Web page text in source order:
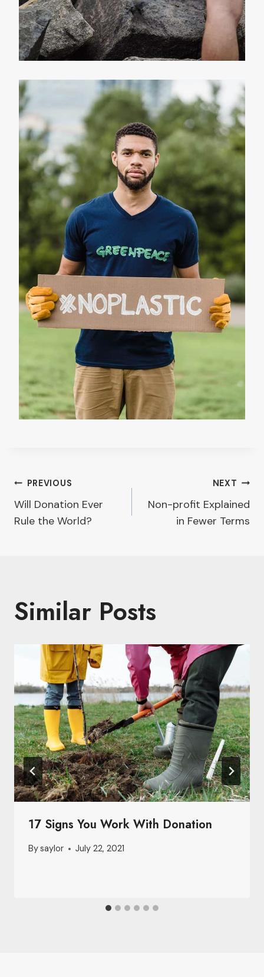
Post
navigation
PREVIOUS
Will Donation Ever
Rule the World?
NEXT
Non-profit Explained
in Fewer Terms
Similar Posts
17 Signs You Work With Donation
Bysaylor July 22, 2021